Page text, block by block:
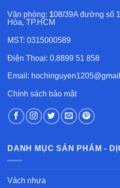
Văn phòng: 108/39A đường số
Hòa, TP.HCM
MST: 0315000589
Điện Thoại: 0.8899 51 858
Email:
Chính sách bảo mật
DANH MỤC SẢN PHẨM -
Vách nhựa